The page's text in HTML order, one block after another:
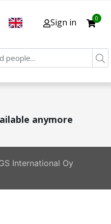
Sign in 0
anymore
International Oy